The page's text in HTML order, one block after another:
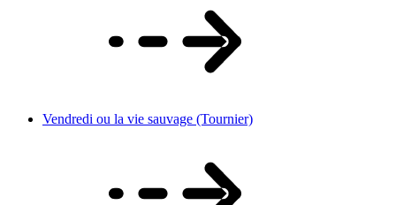
Vendredi ou la vie sauvage (Tournier)